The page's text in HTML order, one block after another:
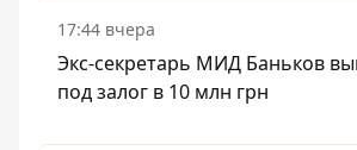
17:44 вчера
Экс-секретарь МИД Баньков
под залог в 10 млн грн